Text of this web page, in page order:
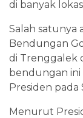
di banyak
Salah satunya
Bendungan
di Trenggalek
bendungan ini
Presiden pada
Menurut